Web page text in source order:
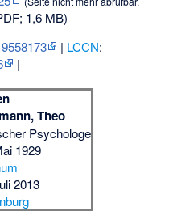
1,6 MB)
| LCCN:
|
Theo
Psychologe
1929
2013